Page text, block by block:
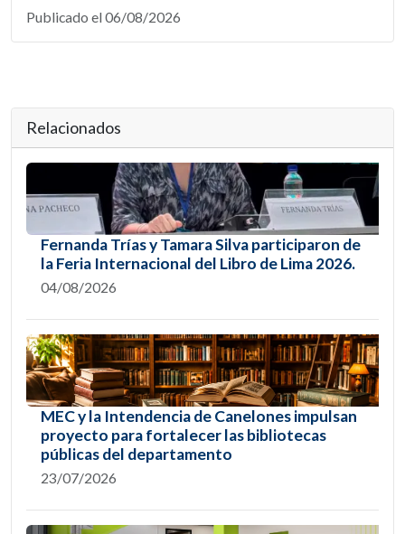
Publicado el 06/08/2026
Relacionados
Fernanda Trías y Tamara Silva participaron de
la Feria Internacional del Libro de Lima 2026.
04/08/2026
MEC y la Intendencia de Canelones impulsan
proyecto para fortalecer las bibliotecas
públicas del departamento
23/07/2026